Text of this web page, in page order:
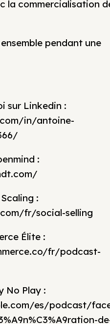
la commercialisation
pendant une
sur Linkedin :
in/antoine-
:
:
fr/social-selling
Élite :
fr/podcast-
No Play :
es/podcast/